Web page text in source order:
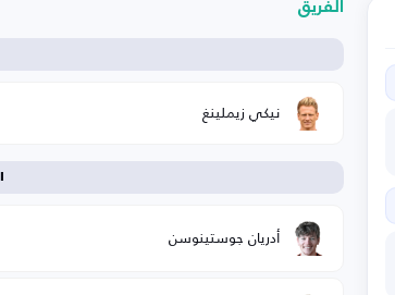
الفريق
نيكي زيملينغ
أدريان جوستينوسن